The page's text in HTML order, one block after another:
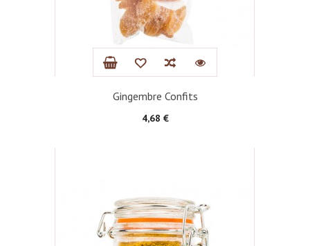
Gingembre Confits
4,68 €Prix